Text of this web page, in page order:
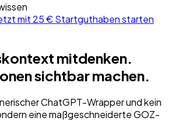
mit 25 € Startguthabenstarten
mitdenken.
sichtbar machen.
ChatGPT-Wrapper und kein
eine maßgeschneiderte GOZ-